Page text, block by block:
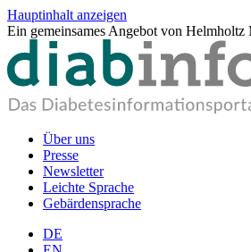
Hauptinhalt anzeigen
Ein gemeinsames Angebot von
Über uns
Presse
Newsletter
Leichte Sprache
Gebärdensprache
DE